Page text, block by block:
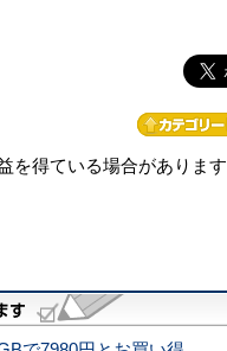
を得ている場合があります